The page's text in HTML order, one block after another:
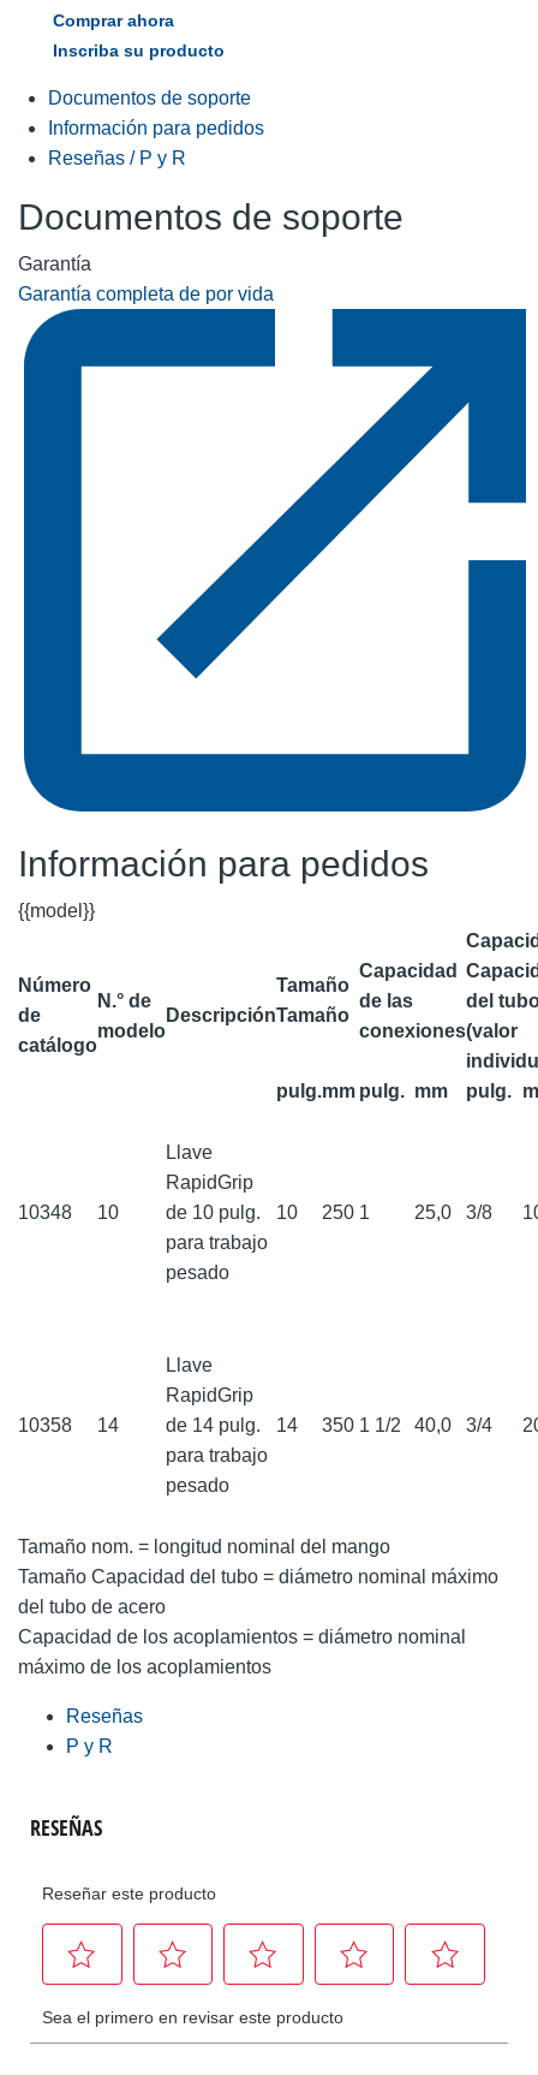
Comprar ahora
Inscriba su producto
Documentos de soporte
Información para pedidos
Reseñas / P y R
Documentos de soporte
Garantía
Garantía completa de por vida
Información para pedidos
{{model}}
Número
de
catálogo
N.° de
modelo
Descripción
Tamaño
Tamaño
Capacidad
de las
conexiones
del
(valor
pulg.mm pulg. mm pulg.
10348 10
Llave
RapidGrip
de 10 pulg.
para trabajo
pesado
10 250 1 25,0 3/8
10358 14
Llave
RapidGrip
de 14 pulg.
para trabajo
pesado
14 350 1 1/2 40,0 3/4
Tamaño nom. = longitud nominal del mango
Tamaño Capacidad del tubo = diámetro nominal máximo
del tubo de acero
Capacidad de los acoplamientos = diámetro nominal
máximo de los acoplamientos
Reseñas
P y R